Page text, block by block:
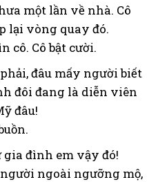
một lần về nhà. Cô
lại vòng quay đó.
cô. Cô bật cười.
đâu mấy người biết
đôi đang là diễn viên
đâu!
đình em vậy đó!
người ngoài ngưỡng mộ,